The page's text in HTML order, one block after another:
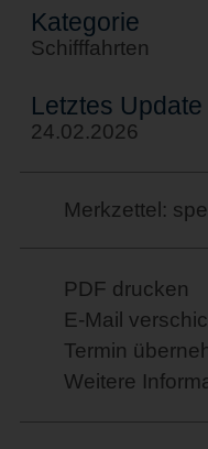
Kategorie
Schifffahrten
Letztes Update
24.02.2026
Merkzettel:
PDF drucken
E-Mail
Termin
Weitere